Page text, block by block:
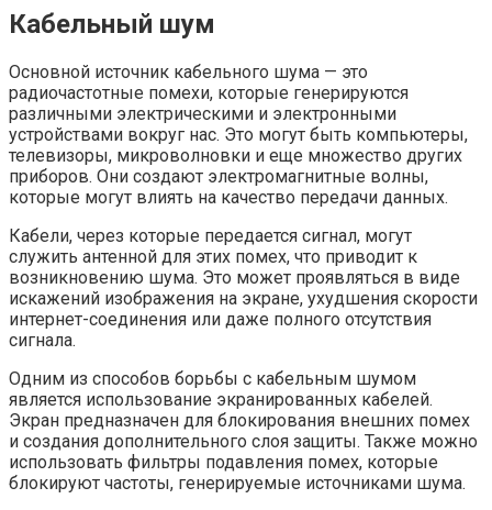
Кабельный шум
Основной источник кабельного шума — это
радиочастотные помехи, которые генерируются
различными электрическими и электронными
устройствами вокруг нас. Это могут быть компьютеры,
телевизоры, микроволновки и еще множество других
приборов. Они создают электромагнитные волны,
которые могут влиять на качество передачи данных.
Кабели, через которые передается сигнал, могут
служить антенной для этих помех, что приводит к
возникновению шума. Это может проявляться в виде
искажений изображения на экране, ухудшения скорости
интернет-соединения или даже полного отсутствия
сигнала.
Одним из способов борьбы с кабельным шумом
является использование экранированных кабелей.
Экран предназначен для блокирования внешних помех
и создания дополнительного слоя защиты. Также можно
использовать фильтры подавления помех, которые
блокируют частоты, генерируемые источниками шума.